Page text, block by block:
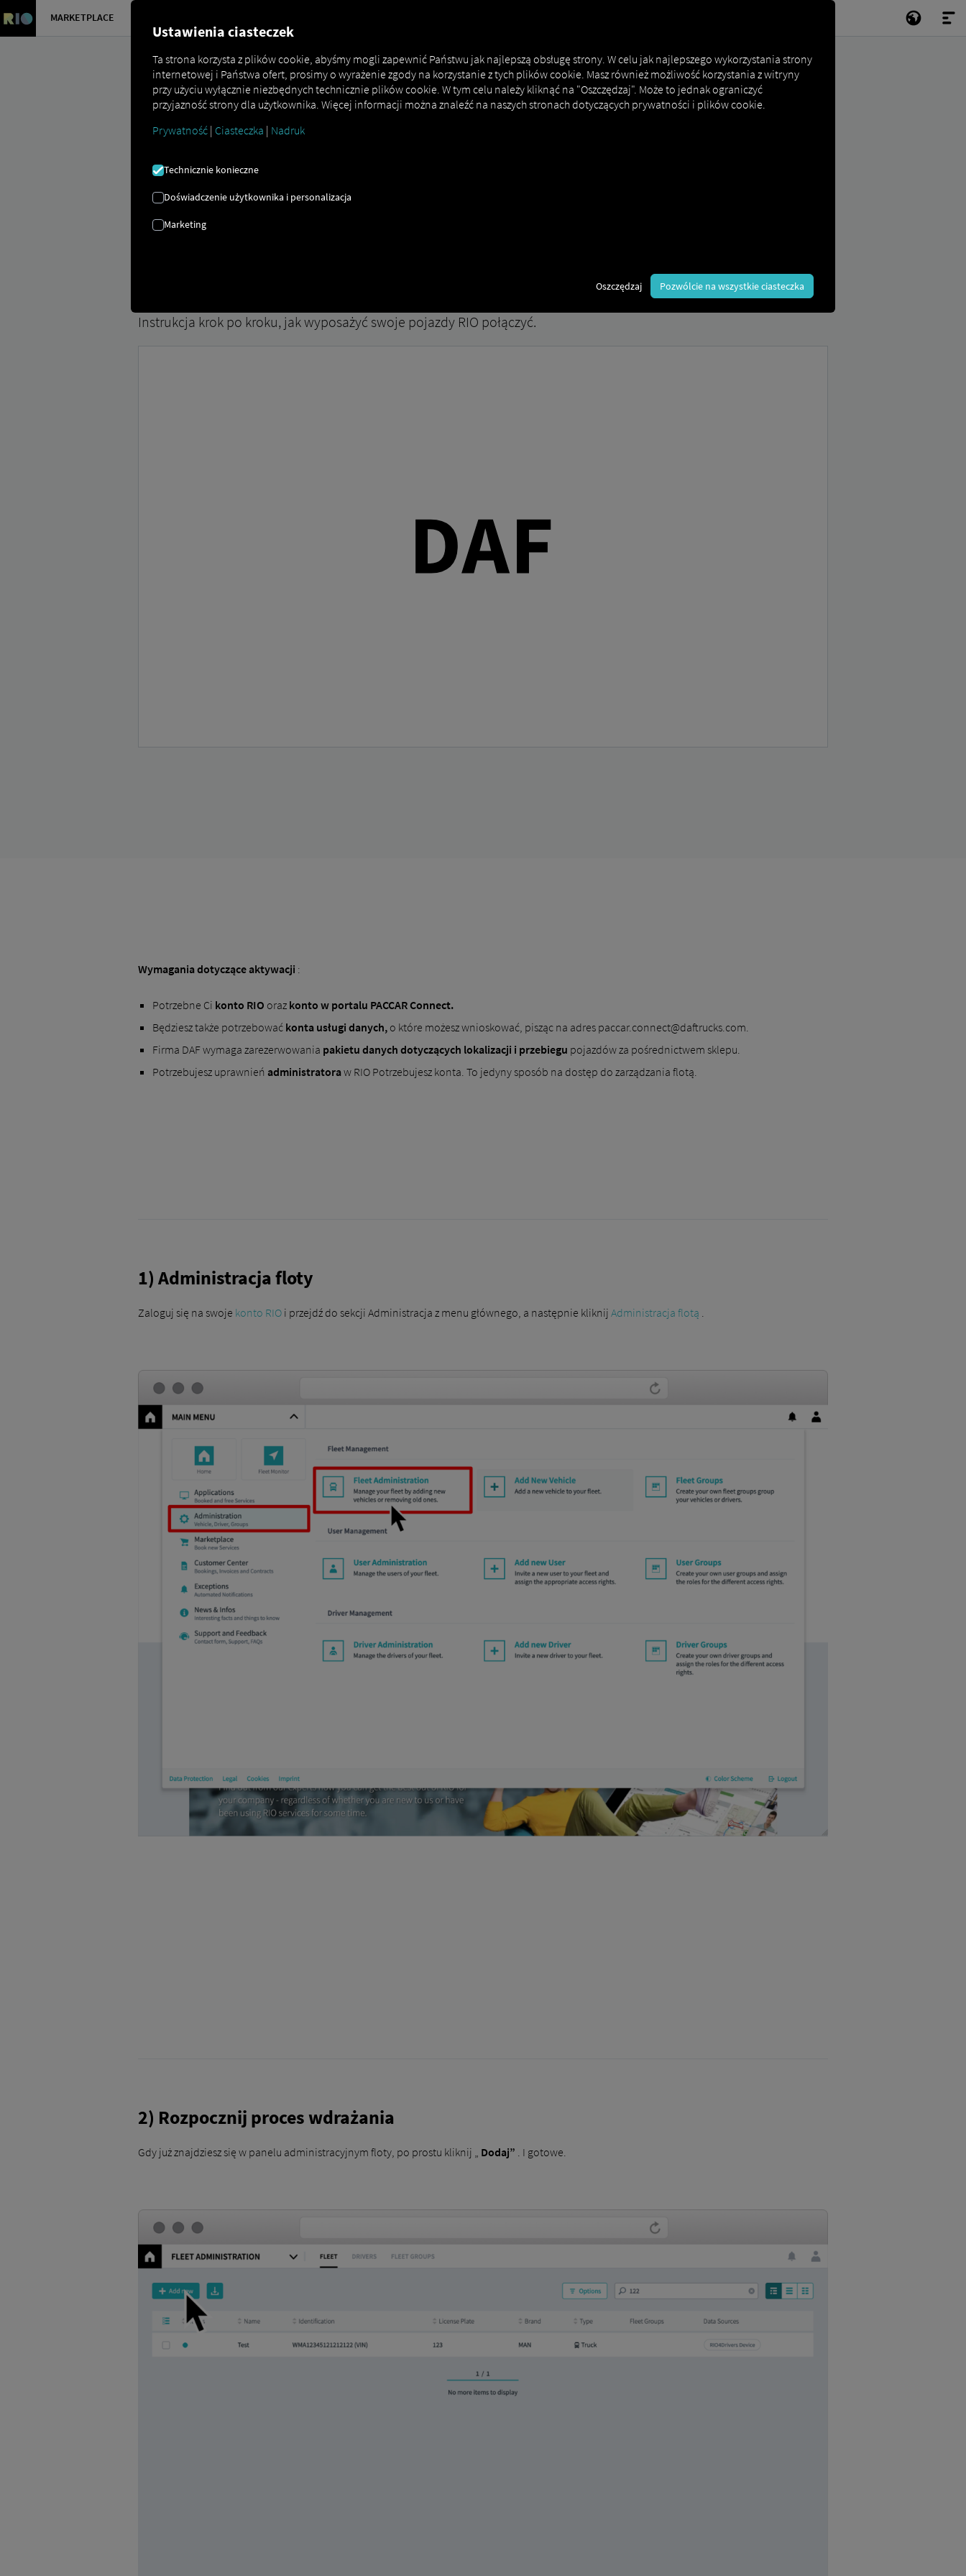
MARKETPLACE
Instrukcja krok po kroku, jak wyposażyć swoje pojazdy RIO połączyć.
Wymagania dotyczące aktywacji :
Potrzebne Ci konto RIO oraz konto w portalu PACCAR Connect.
Będziesz także potrzebować konta usługi danych, o które możesz wnioskować, pisząc na adres paccar.connect@daftrucks.com.
Firma DAF wymaga zarezerwowania pakietu danych dotyczących lokalizacji i przebiegu pojazdów za pośrednictwem sklepu.
Potrzebujesz uprawnień administratoraw RIO Potrzebujesz konta. To jedyny sposób na dostęp do zarządzania flotą.
1) Administracja floty
Zaloguj się na swoje konto RIO i przejdź do sekcji Administracja z menu głównego, a następnie kliknij Administracja flotą
2) Rozpocznij proces wdrażania
Gdy już znajdziesz się w panelu administracyjnym floty, po prostu kliknij „ Dodaj” . I gotowe.
Ustawienia ciasteczek
Ta strona korzysta z plików cookie, abyśmy mogli zapewnić Państwu jak najlepszą obsługę strony. W celu jak najlepszego wykorzystania strony
internetowej i Państwa ofert, prosimy o wyrażenie zgody na korzystanie z tych plików cookie. Masz również możliwość korzystania z witryny
przy użyciu wyłącznie niezbędnych technicznie plików cookie. W tym celu należy kliknąć na "Oszczędzaj". Może to jednak ograniczyć
przyjazność strony dla użytkownika. Więcej informacji można znaleźć na naszych stronach dotyczących prywatności i plików cookie.
Prywatność | Ciasteczka | Nadruk
Technicznie konieczne
Doświadczenie użytkownika i personalizacja
Marketing
Oszczędzaj Pozwólcie na wszystkie ciasteczka